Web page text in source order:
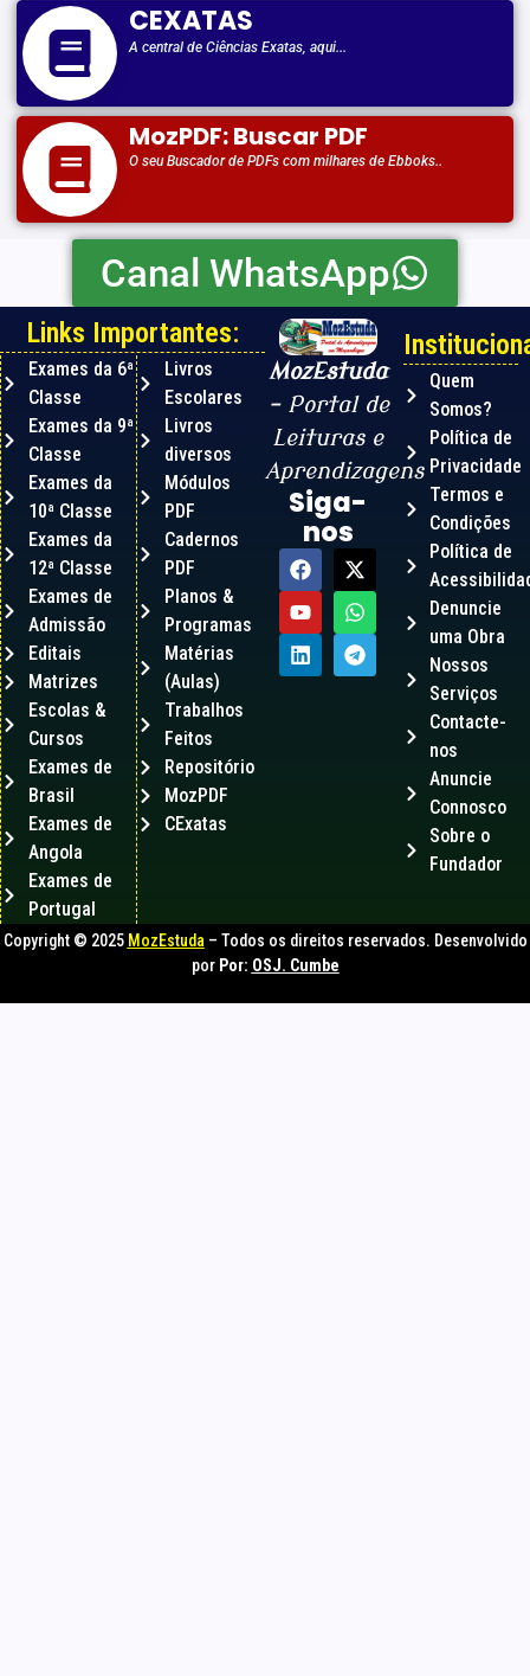
CEXATAS
A central de Ciências Exatas, aqui...
MozPDF: Buscar PDF
O seu Buscador de PDFs com milhares de Ebboks..
Canal WhatsApp
MozEstuda
– Portal de
Leituras e
Aprendizagens
Siga-
nos
Quem
Somos?
Política de
Privacidade
Termos e
Condições
Política de
Denuncie
uma Obra
Nossos
Serviços
Contacte-
nos
Anuncie
Connosco
Sobre o
Fundador
Links Importantes:
Exames da 6ª
Classe
Exames da 9ª
Classe
Exames da
10ª Classe
Exames da
12ª Classe
Exames de
Admissão
Editais
Matrizes
Escolas &
Cursos
Exames de
Brasil
Exames de
Angola
Exames de
Portugal
Livros
Escolares
Livros
diversos
Módulos
PDF
Cadernos
PDF
Planos &
Programas
Matérias
(Aulas)
Trabalhos
Feitos
Repositório
MozPDF
CExatas
Copyright © 2025 MozEstuda – Todos os direitos reservados. Desenvolvido
por Por: OSJ. Cumbe